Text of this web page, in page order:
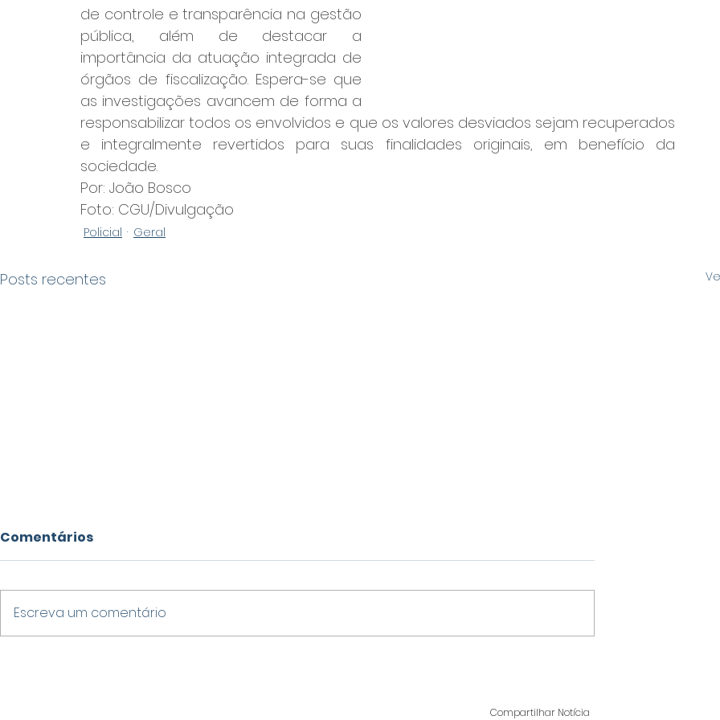
de controle e transparência na gestão
pública, além de destacar a
importância da atuação integrada de
órgãos de fiscalização. Espera-se que
as investigações avancem de forma a
responsabilizar todos os envolvidos e que os valores desviados sejam recuperados
e integralmente revertidos para suas finalidades originais, em benefício da
sociedade.
Por: João Bosco
Foto: CGU/Divulgação
Policial Geral
Posts recentes
PRÓXIMO AO CAMPUS DA
Comentários
Escreva um comentário
Compartilhar Notícia